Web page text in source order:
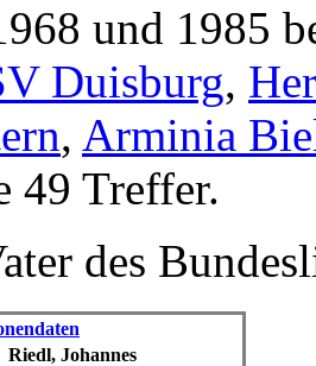
und 1985
Duisburg,
, Arminia
49 Treffer.
des
Riedl, Johannes